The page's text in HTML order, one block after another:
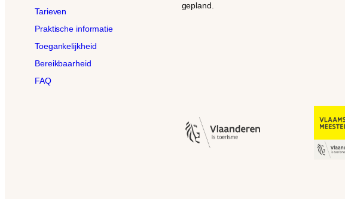
Tarieven
Praktische informatie
Toegankelijkheid
Bereikbaarheid
FAQ
gepland.